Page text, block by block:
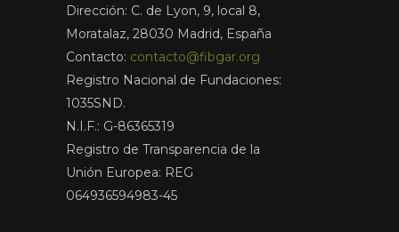
Dirección: C. de Lyon, 9, local 8,
Moratalaz, 28030 Madrid, España
Contacto: contacto@fibgar.org
Registro Nacional de Fundaciones:
1035SND.
N.I.F.: G-86365319
Registro de Transparencia de la
Unión Europea: REG
064936594983-45